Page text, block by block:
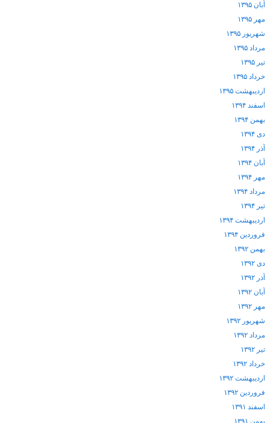
آبان ۱۳۹۵
مهر ۱۳۹۵
شهریور ۱۳۹۵
مرداد ۱۳۹۵
تیر ۱۳۹۵
خرداد ۱۳۹۵
اردیبهشت ۱۳۹۵
اسفند ۱۳۹۴
بهمن ۱۳۹۴
دی ۱۳۹۴
آذر ۱۳۹۴
آبان ۱۳۹۴
مهر ۱۳۹۴
مرداد ۱۳۹۴
تیر ۱۳۹۴
اردیبهشت ۱۳۹۴
فروردین ۱۳۹۴
بهمن ۱۳۹۲
دی ۱۳۹۲
آذر ۱۳۹۲
آبان ۱۳۹۲
مهر ۱۳۹۲
شهریور ۱۳۹۲
مرداد ۱۳۹۲
تیر ۱۳۹۲
خرداد ۱۳۹۲
اردیبهشت ۱۳۹۲
فروردین ۱۳۹۲
اسفند ۱۳۹۱
بهمن ۱۳۹۱